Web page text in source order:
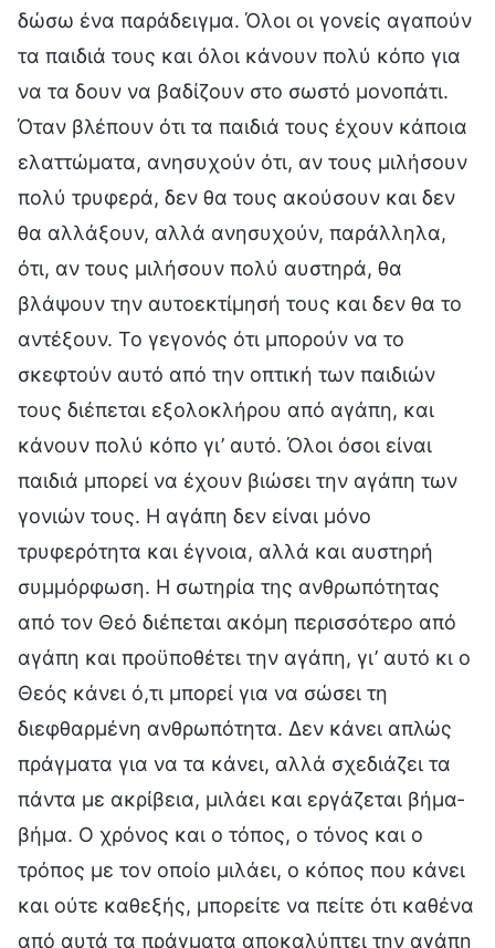
δώσω ένα παράδειγμα. Όλοι οι γονείς αγαπούν
τα παιδιά τους και όλοι κάνουν πολύ κόπο για
να τα δουν να βαδίζουν στο σωστό μονοπάτι.
Όταν βλέπουν ότι τα παιδιά τους έχουν κάποια
ελαττώματα, ανησυχούν ότι, αν τους μιλήσουν
πολύ τρυφερά, δεν θα τους ακούσουν και δεν
θα αλλάξουν, αλλά ανησυχούν, παράλληλα,
ότι, αν τους μιλήσουν πολύ αυστηρά, θα
βλάψουν την αυτοεκτίμησή τους και δεν θα το
αντέξουν. Το γεγονός ότι μπορούν να το
σκεφτούν αυτό από την οπτική των παιδιών
τους διέπεται εξολοκλήρου από αγάπη, και
κάνουν πολύ κόπο γι’ αυτό. Όλοι όσοι είναι
παιδιά μπορεί να έχουν βιώσει την αγάπη των
γονιών τους. Η αγάπη δεν είναι μόνο
τρυφερότητα και έγνοια, αλλά και αυστηρή
συμμόρφωση. Η σωτηρία της ανθρωπότητας
από τον Θεό διέπεται ακόμη περισσότερο από
αγάπη και προϋποθέτει την αγάπη, γι’ αυτό κι ο
Θεός κάνει ό,τι μπορεί για να σώσει τη
διεφθαρμένη ανθρωπότητα. Δεν κάνει απλώς
πράγματα για να τα κάνει, αλλά σχεδιάζει τα
πάντα με ακρίβεια, μιλάει και εργάζεται βήμα-
βήμα. Ο χρόνος και ο τόπος, ο τόνος και ο
τρόπος με τον οποίο μιλάει, ο κόπος που κάνει
και ούτε καθεξής, μπορείτε να πείτε ότι καθένα
από αυτά τα πράγματα αποκαλύπτει την αγάπη